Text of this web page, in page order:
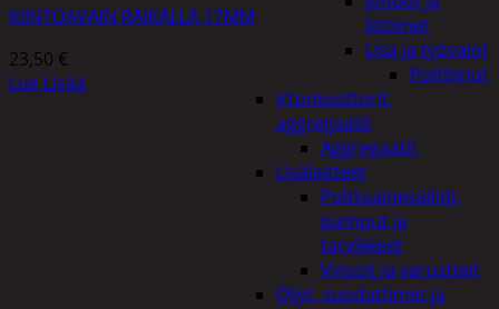
liittimet
Lisä ja työvalot
Polttimot
Irtomoottorit,
aggregaatit
Aggregaatit
Lisälaitteet
Polttoainesäiliöt,
pumput ja
tarvikkeet
Vinssit ja varusteet
Öljyt, suodattimet ja
KIINTOAVAIN RÄIKÄLLÄ 17MM
23,50 €
Lue Lisää